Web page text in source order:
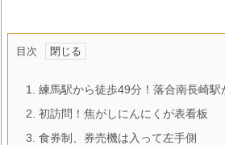
目次
1.
練馬駅から徒歩49分！落合南長崎
2. 初訪問！焦がしにんにくが表看板
3. 食券制、券売機は入って左手側